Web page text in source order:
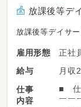
放課後等デ
放課後等デイサ
雇用形態
正社
給与
月収
仕事
内容
■ 仕
￣￣